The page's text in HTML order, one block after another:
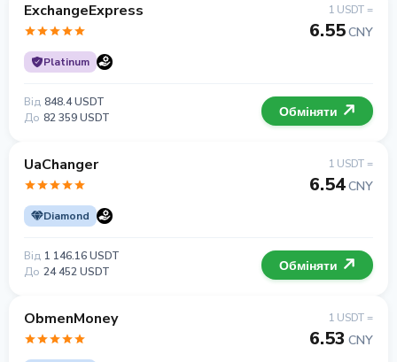
ExchangeExpress
Platinum
1 USDT =
6.55CNY
Від 848.4 USDT
До 82 359 USDT Обміняти
UaChanger
Diamond
1 USDT =
6.54CNY
Від 1 146.16 USDT
До 24 452 USDT Обміняти
ObmenMoney 1 USDT =
6.53 CNY